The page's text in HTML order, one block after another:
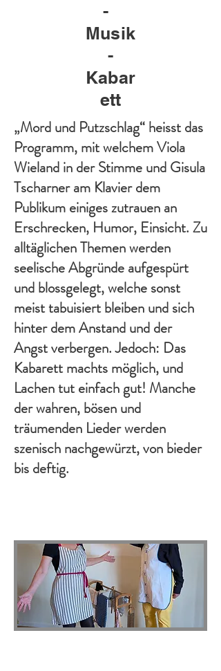
-
Musik
-
Kabar
ett
„Mord und Putzschlag“ heisst das
Programm, mit welchem Viola
Wieland in der Stimme und Gisula
Tscharner am Klavier dem
Publikum einiges zutrauen an
Erschrecken, Humor, Einsicht. Zu
alltäglichen Themen werden
seelische Abgründe aufgespürt
und blossgelegt, welche sonst
meist tabuisiert bleiben und sich
hinter dem Anstand und der
Angst verbergen. Jedoch: Das
Kabarett machts möglich, und
Lachen tut einfach gut! Manche
der wahren, bösen und
träumenden Lieder werden
szenisch nachgewürzt, von bieder
bis deftig.